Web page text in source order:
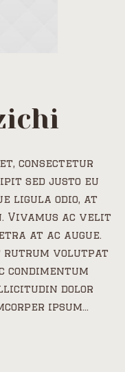
consectetur
sed justo eu
ligula odio, at
Vivamus ac velit
at ac augue.
rutrum volutpat
condimentum
dolor
ipsum...